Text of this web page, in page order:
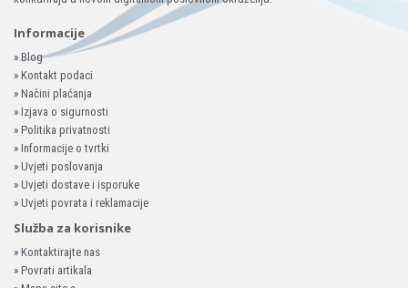
Informacije
»Blog
» Kontakt podaci
» Načini plaćanja
» Izjava o sigurnosti
» Politika privatnosti
» Informacije o tvrtki
» Uvjeti poslovanja
» Uvjeti dostave i isporuke
» Uvjeti povrata i reklamacije
Služba za korisnike
» Kontaktirajte nas
» Povrati artikala